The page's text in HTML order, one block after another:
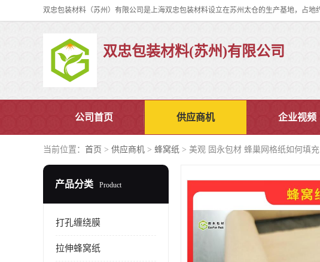
双忠包装材料(苏州)有限公司
公司首页 供应商机 企业视频
当前位置： 首页 > 供应商机 > 蜂窝纸 > 美观 固永包材 蜂巢网格纸如何填充
产品分类 Product
打孔缠绕膜
拉伸蜂窝纸